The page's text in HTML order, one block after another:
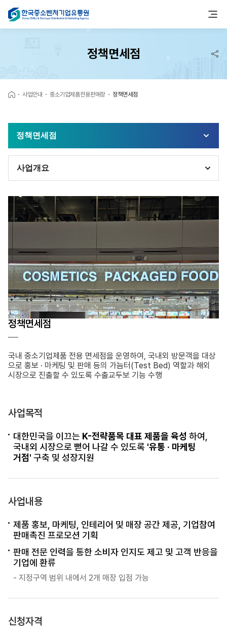
정책면세점
사업안내 중소기업제품전용판매장 정책면세점
정책면세점
사업개요
정책면세점
국내 중소기업제품 전용 면세점을 운영하여, 국내외 방문객을 대상
으로 홍보 · 마케팅 및 판매 등의 가늠터(Test Bed) 역할과 해외
시장으로 진출할 수 있도록 수출교두보 기능 수행
사업목적
대한민국을 이끄는 K-전략품목 대표 제품을 육성 하여,
국내외 시장으로 뻗어 나갈 수 있도록 '유통 · 마케팅
거점' 구축 및 성장지원
사업내용
제품 홍보, 마케팅, 인테리어 및 매장 공간 제공, 기업참여
판매촉진 프로모션 기획
판매 전문 인력을 통한 소비자 인지도 제고 및 고객 반응을
기업에 환류
지정구역 범위 내에서 2개 매장 입점 가능
신청자격